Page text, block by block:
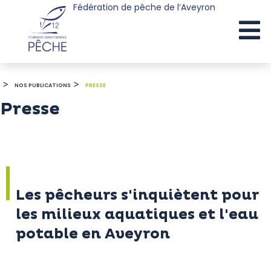
Fédération de pêche de l’Aveyron
> NOS PUBLICATIONS > PRESSE
Presse
Les pêcheurs s'inquiètent pour
les milieux aquatiques et l'eau
potable en Aveyron
Cookies management panel